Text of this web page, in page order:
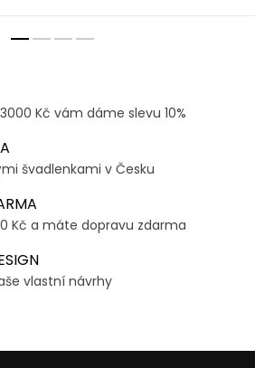
Kč vám dáme slevu 10%
švadlenkami v Česku
Kč a máte dopravu zdarma
vlastní návrhy